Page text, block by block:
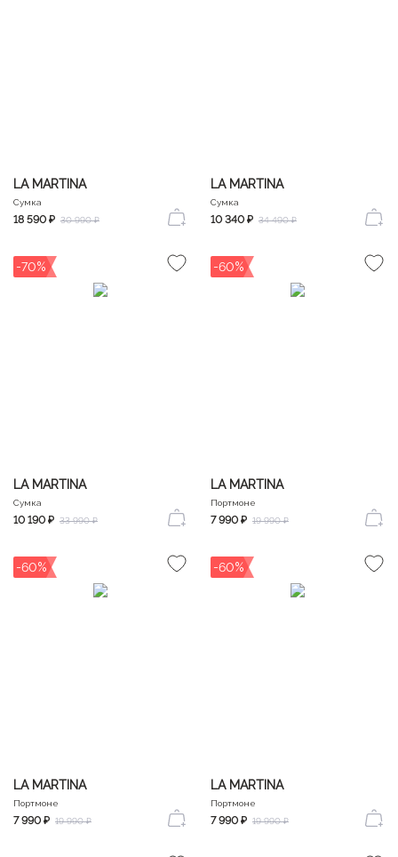
LA MARTINA
Сумка
18 590 ₽ 30 990 ₽
LA MARTINA
Сумка
10 340 ₽ 34 490 ₽
-70%
LA MARTINA
Сумка
10 190 ₽ 33 990 ₽
-60%
LA MARTINA
Портмоне
7 990 ₽ 19 990 ₽
-60%
LA MARTINA
Портмоне
7 990 ₽ 19 990 ₽
-60%
LA MARTINA
Портмоне
7 990 ₽ 19 990 ₽